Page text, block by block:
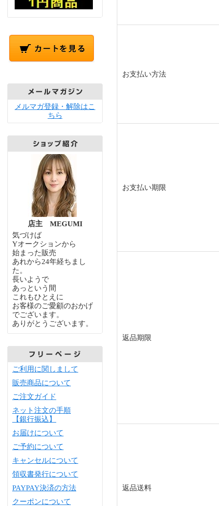
メルマガ登録・解除はこ
ちら
店主 MEGUMI
気づけば
Yオークションから
始まった販売
あれから24年経ちまし
た。
長いようで
あっという間
これもひとえに
お客様のご愛顧のおかげ
でございます。
ありがとうございます。
ご利用に関しまして
販売商品について
ご注文ガイド
ネット注文の手順
【銀行振込】
お届けについて
ご予約について
キャンセルについて
領収書発行について
PAYPAY決済の方法
クーポンについて
お支払い方法
お支払い期限
返品期限
返品送料